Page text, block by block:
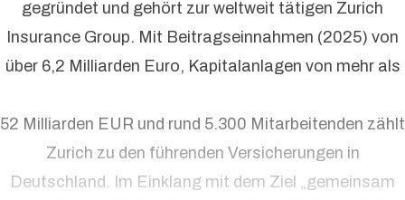
gegründet und gehört zur weltweit tätigen Zurich
Insurance Group. Mit Beitragseinnahmen (2025) von
über 6,2 Milliarden Euro, Kapitalanlagen von mehr als
52 Milliarden EUR und rund 5.300 Mitarbeitenden zählt
Zurich zu den führenden Versicherungen in
Deutschland. Im Einklang mit dem Ziel „gemeinsam